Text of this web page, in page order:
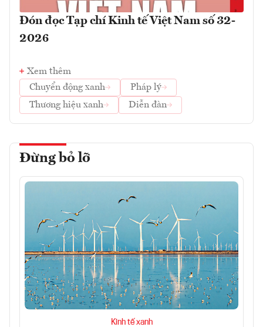
Đón đọc Tạp chí Kinh tế Việt Nam số 32-
2026
Xem thêm
Chuyển động xanh
Pháp lý
Thương hiệu xanh
Diễn đàn
Đừng bỏ lỡ
Kinh tế xanh